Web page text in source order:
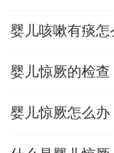
婴儿咳嗽有痰
婴儿惊厥的检
婴儿惊厥怎么